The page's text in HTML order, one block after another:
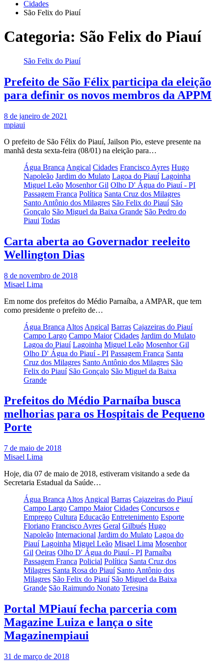
Cidades
São Felix do Piauí
Categoria: São Felix do Piauí
São Felix do Piauí
Prefeito de São Félix participa da eleição
para definir os novos membros da APPM
8 de janeiro de 2021
mpiaui
O prefeito de São Félix do Piauí, Jailson Pio, esteve presente na
manhã desta sexta-feira (08/01) na eleição para…
Água Branca Angical Cidades Francisco Ayres Hugo
Napoleão Jardim do Mulato Lagoa do Piauí Lagoinha
Miguel Leão Mosenhor Gil Olho D' Água do Piauí - PI
Passagem Franca Política Santa Cruz dos Milagres
Santo Antônio dos Milagres São Felix do Piauí São
Gonçalo São Miguel da Baixa Grande São Pedro do
Piaui Todas
Carta aberta ao Governador reeleito
Wellington Dias
8 de novembro de 2018
Misael Lima
Em nome dos prefeitos do Médio Parnaíba, a AMPAR, que tem
como presidente o prefeito de…
Água Branca Altos Angical Barras Cajazeiras do Piauí
Campo Largo Campo Maior Cidades Jardim do Mulato
Lagoa do Piauí Lagoinha Miguel Leão Mosenhor Gil
Olho D' Água do Piauí - PI Passagem Franca Santa
Cruz dos Milagres Santo Antônio dos Milagres São
Felix do Piauí São Gonçalo São Miguel da Baixa
Grande
Prefeitos do Médio Parnaíba busca
melhorias para os Hospitais de Pequeno
Porte
7 de maio de 2018
Misael Lima
Hoje, dia 07 de maio de 2018, estiveram visitando a sede da
Secretaria Estadual da Saúde…
Água Branca Altos Angical Barras Cajazeiras do Piauí
Campo Largo Campo Maior Cidades Concursos e
Emprego Cultura Educação Entretenimento Esporte
Floriano Francisco Ayres Geral Gilbués Hugo
Napoleão Internacional Jardim do Mulato Lagoa do
Piauí Lagoinha Miguel Leão Misael Lima Mosenhor
Gil Oeiras Olho D' Água do Piauí - PI Parnaíba
Passagem Franca Policial Política Santa Cruz dos
Milagres Santa Rosa do Piauí Santo Antônio dos
Milagres São Felix do Piauí São Miguel da Baixa
Grande São Raimundo Nonato Teresina
Portal MPiauí fecha parceria com
Magazine Luiza e lança o site
Magazinempiaui
31 de março de 2018